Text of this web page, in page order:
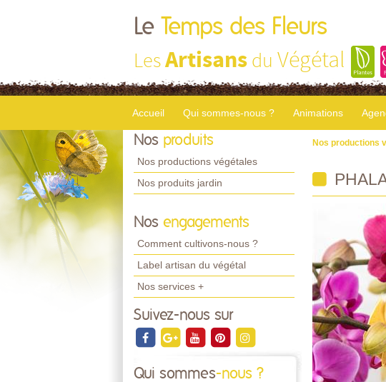
Le Temps des Fleurs
LesArtisans du Végétal
Accueil Qui sommes-nous ? Animations
Nos produits
Nos productions végétales
Nos produits jardin
Nos engagements
Comment cultivons-nous ?
Label artisan du végétal
Nos services +
Suivez-nous sur
Qui sommes-nous ?
Nos productions